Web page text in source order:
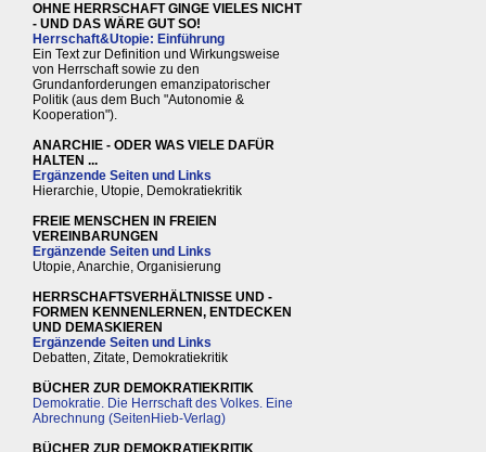
OHNE HERRSCHAFT GINGE VIELES NICHT
- UND DAS WÄRE GUT SO!
Herrschaft&Utopie: Einführung
Ein Text zur Definition und Wirkungsweise
von Herrschaft sowie zu den
Grundanforderungen emanzipatorischer
Politik (aus dem Buch "Autonomie &
Kooperation").
ANARCHIE - ODER WAS VIELE DAFÜR
HALTEN ...
Ergänzende Seiten und Links
Hierarchie, Utopie, Demokratiekritik
FREIE MENSCHEN IN FREIEN
VEREINBARUNGEN
Ergänzende Seiten und Links
Utopie, Anarchie, Organisierung
HERRSCHAFTSVERHÄLTNISSE UND -
FORMEN KENNENLERNEN, ENTDECKEN
UND DEMASKIEREN
Ergänzende Seiten und Links
Debatten, Zitate, Demokratiekritik
BÜCHER ZUR DEMOKRATIEKRITIK
Demokratie. Die Herrschaft des Volkes. Eine
Abrechnung (SeitenHieb-Verlag)